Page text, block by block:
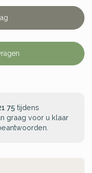
75 tijdens
graag voor u klaar